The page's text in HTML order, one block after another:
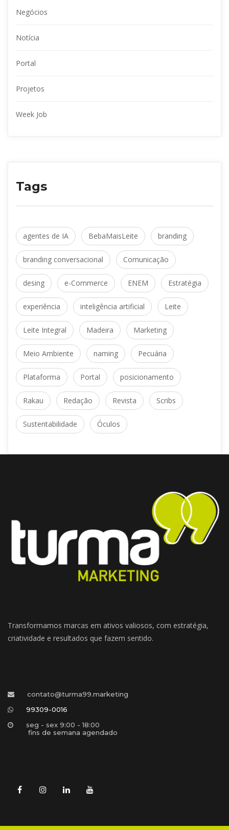
Negócio
Notícia
Portal
Projeto
Week Job
Tag
agentes de IA BebaMaisLeite branding
branding conversacional Comunicação
desing e-Commerce ENEM Estratégia
experiência inteligência artificial Leite
Leite Integral Madeira Marketing
Meio Ambiente naming Pecuária
Plataforma Portal posicionamento
Rakau Redação Revista Scrib
Sustentabilidade Óculo
Transformamos marcas em ativos valiosos, com estratégia,
criatividade e resultados que fazem sentido.
contato@turma99.marketing
99309-0016
eg - sex 9:00 - 18:00
fins de semana agendado